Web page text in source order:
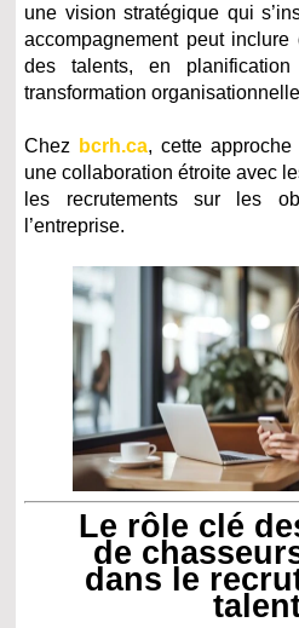
une vision stratégique qui
accompagnement peut
des talents, en
transformation
Chez bcrh.ca, cette
une collaboration étroite avec
les recrutements sur les
l’entreprise.
Le rôle clé
de
dans le